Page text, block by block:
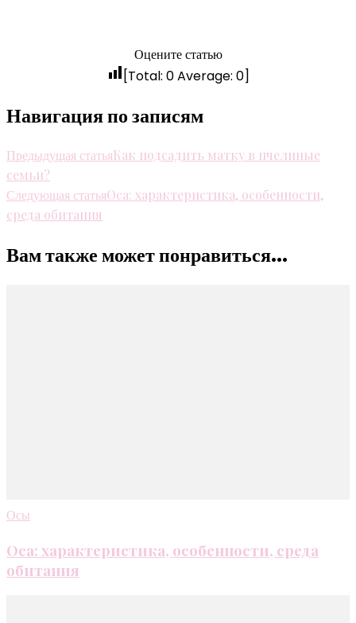
Оцените статью
[Total: 0Average: 0]
Навигация по записям
Предыдущая статьяКак подсадить матку в пчелиные
семьи?
Следующая статьяОса: характеристика, особенности,
среда обитания
Вам также может понравиться...
Осы
Оса: характеристика, особенности, среда
обитания